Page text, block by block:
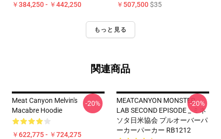
￥384,250 - ￥442,250 ￥507,500$35
もっと見る
関連商品
Meat Canyon Melvin's
Macabre Hoodie
￥622,775 - ￥724,275
-20%
MEATCANYON MONSTER
LAB SECOND EPISODE _ ミネ
ソタ日米協会 プルオーバーパ
ーカーパーカー RB1212
-20%